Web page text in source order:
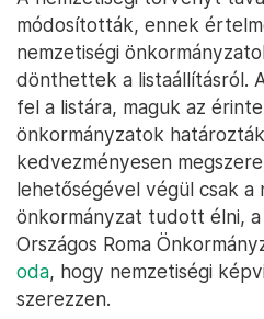
módosították, ennek
nemzetiségi
dönthettek a listaállításról.
fel a listára, maguk az
önkormányzatok
kedvezményesen
lehetőségével végül csak a
önkormányzat tudott élni,
Országos Roma
oda, hogy nemzetiségi
szerezzen.